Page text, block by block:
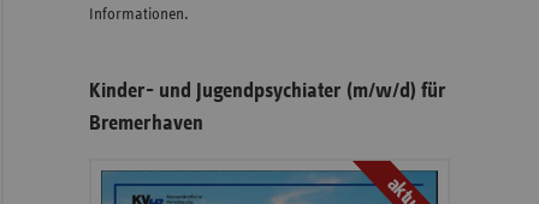
Informationen.
Kinder- und Jugendpsychiater (m/w/d) für
Bremerhaven